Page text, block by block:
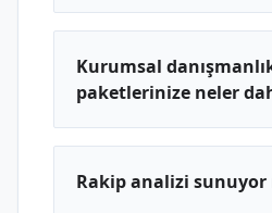
Kurumsal
paketlerinize neler
Rakip analizi sunuyor